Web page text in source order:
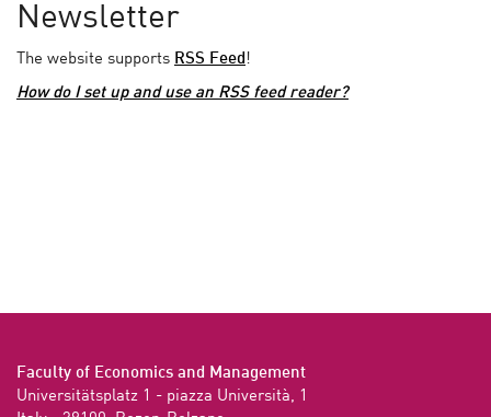
Newsletter
The website supports RSS Feed !
How do I set up and use an RSS feed reader?
Faculty of Economics and Management
Universitätsplatz 1 - piazza Università, 1